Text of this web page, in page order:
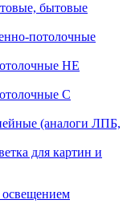
бытовые
потолочные
НЕ
С
(аналоги ЛПБ,
для картин и
освещением